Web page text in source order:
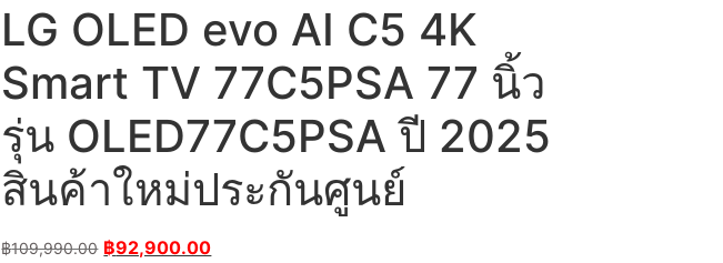
LG OLED evo AI C5 4K
Smart TV 77C5PSA 77 นิ้ว
รุ่น OLED77C5PSA ปี 2025
สินค้าใหม่ประกันศูนย์
฿109,990.00 ฿92,900.00